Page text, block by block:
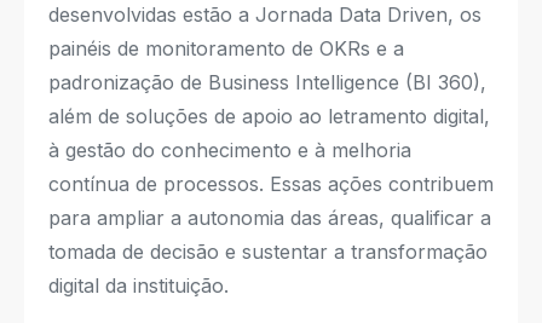
desenvolvidas estão a Jornada Data Driven, os
painéis de monitoramento de OKRs e a
padronização de Business Intelligence (BI 360),
além de soluções de apoio ao letramento digital,
à gestão do conhecimento e à melhoria
contínua de processos. Essas ações contribuem
para ampliar a autonomia das áreas, qualificar a
tomada de decisão e sustentar a transformação
digital da instituição.